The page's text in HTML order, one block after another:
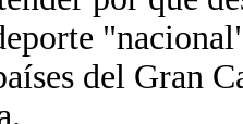
del Gran